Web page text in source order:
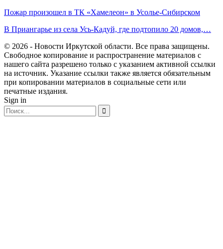
Пожар произошел в ТК «Хамелеон» в Усолье-Сибирском
В Приангарье из села Усь-Кадуй, где подтопило 20 домов,…
© 2026 - Новости Иркутской области. Все права защищены.
Свободное копирование и распространение материалов с
нашего сайта разрешено только с указанием активной ссылки
на источник. Указание ссылки также является обязательным
при копировании материалов в социальные сети или
печатные издания.
Sign in